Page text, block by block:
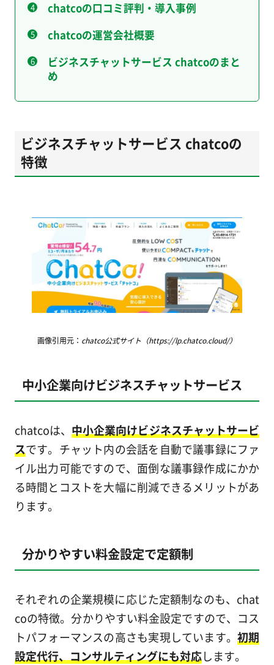
chatcoの口コミ評判・導入事例
chatcoの運営会社概要
ビジネスチャットサービス chatcoのまと
め
ビジネスチャットサービス chatcoの
特徴
画像引用元： chatco公式サイト（https://lp.chatco.cloud/）
中小企業向けビジネスチャットサービス
chatcoは、中小企業向けビジネスチャットサービ
スです。チャット内の会話を自動で議事録にファ
イル出力可能ですので、面倒な議事録作成にかか
る時間とコストを大幅に削減できるメリットがあ
ります。
分かりやすい料金設定で定額制
それぞれの企業規模に応じた定額制なのも、chat
coの特徴。分かりやすい料金設定ですので、コス
トパフォーマンスの高さも実現しています。 初期
設定代行、コンサルティングにも対応します。